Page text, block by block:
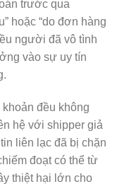
trước qua
hoặc “do đơn hàng
người đã vô tình
vào sự uy tín
đều không
hệ với shipper giả
liên lạc đã bị chặn
đoạt có thể từ
thiệt hại lớn cho